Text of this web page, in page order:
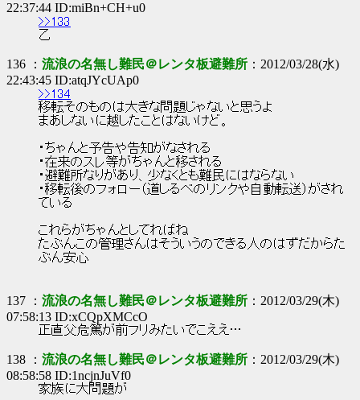
22:37:44 ID:miBn+CH+u0
>>133
乙
136 ： 流浪の名無し難民＠レンタ板避難所 ：2012/03/28(水)
22:43:45 ID:atqJYcUAp0
>>134
移転そのものは大きな問題じゃないと思うよ
まあしないに越したことはないけど。
・ちゃんと予告や告知がなされる
・在来のスレ等がちゃんと移される
・避難所なりがあり、少なくとも難民にはならない
・移転後のフォロー（道しるべのリンクや自動転送）がされ
ている
これらがちゃんとしてればね
たぶんこの管理さんはそういうのできる人のはずだからた
ぶん安心
137 ： 流浪の名無し難民＠レンタ板避難所 ：2012/03/29(木)
07:58:13 ID:xCQpXMCcO
正直父危篤が前フリみたいでこええ…
138 ： 流浪の名無し難民＠レンタ板避難所 ：2012/03/29(木)
08:58:58 ID:1ncjnJuVf0
家族に大問題が